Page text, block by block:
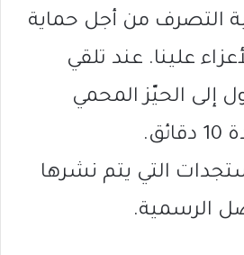
التصرف من أجل حماية
علينا. عند تلقي
إلى الحيّز المحمي
التي يتم نشرها
الرسمية.